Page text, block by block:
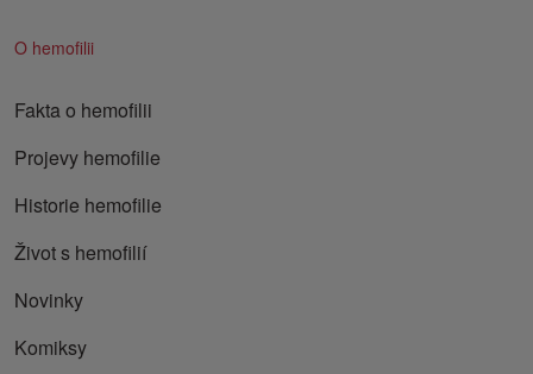
O hemofilii
Fakta o hemofilii
Projevy hemofilie
Historie hemofilie
Život s hemofilií
Novinky
Komiksy